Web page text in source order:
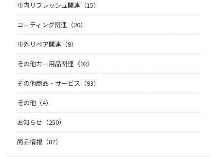
車内リフレッシュ関連（15）
コーティング関連（20）
車外リペア関連（9）
その他カー用品関連（93）
その他商品・サービス（93）
その他（4）
お知らせ（250）
商品情報（87）